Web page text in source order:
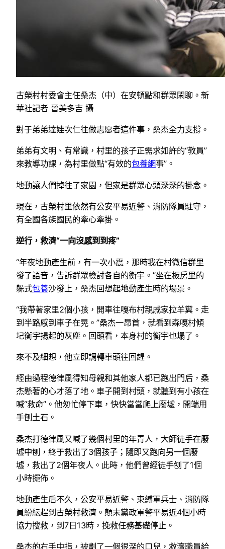
古榮村村委會主任桑杰（中）在安頓點和群眾閑聊。新
華社記者 晉美多吉 攝
對于弟弟達娃次仁往做志愿者這件事，桑杰全力支撐。
弟弟有文明、有常識，村里的孩子正需求如許的“教員”
來教導功課，為村里做點“有效的包養網事”。
地動讓人們掉往了家園，但家是群眾心頭深深的掛念。
現在，古榮村里依然有公安平易近警、消防隊員駐守，
有全國各族國民的牽心牽掛。
逆行，救濟“一向沒感到到疼”
“年夜地動產生前，有一次小震，那時我在村微信群里
發了語音，告訴群眾檢討各自的衡宇。”坐在板房里的
躲式包養沙發上，桑杰回想起地動產生時的場景。
“我帶著家里2個小孩，開車往嘎布村親戚家拉羊糞。走
到半路感到車子在晃。”桑杰一昂首，就看到森嘎村傾
圮衡宇揚起的灰塵。回頭看，本身村的衡宇也塌了。
來不及細想，他立即調轉車頭往回趕。
經由過程德律風得知母親和其他家人都已跑出門后，桑
杰懸著的心才落了地。車子開到村頭，就聽到有小孩在
喊“救命”。他匆忙停下車，快快當當爬上廢墟，開端用
手刨土石。
桑杰打德律風又喊了幾個村里的年青人，大師徒手在廢
墟中刨，終于救出了3個孩子；隨即又跑向另一個廢
墟，救出了2個年夜人。此時，他們曾經徒手刨了1個
小時擺佈。
地動產生后不久，公安平易近警、束縛軍兵士、消防隊
員紛紜趕到古榮村救濟。顛末黨政軍警平易近4個小時
協力搜救，到7日13時，挽救任務基礎停止。
桑杰的右手中指，被劃了一個很深的口兒，救濟職員給